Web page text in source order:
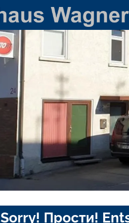
Sorry! Прости!